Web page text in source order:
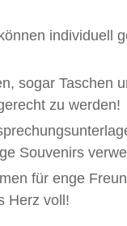
individuell
sogar Taschen
zu werden!
Souvenirs
für enge
Herz voll!